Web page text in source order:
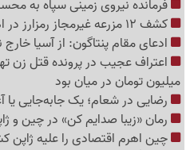
فرمانده نیروی زمینی سپاه به
کشف 12 مزرعه غیرمجاز رمزارز در اهواز
ادعای مقام پنتاگون: از آسیا
میلیون تومان در میان بود
رضایی در شعام؛ یک جابه‌جایی یا
رمان «زیبا صدایم کن» در چین و
چین اهرم اقتصادی را علیه ژاپن